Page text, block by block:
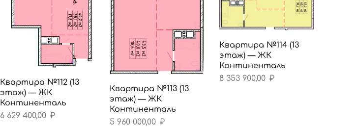
Квартира №112 (13
этаж) — ЖК
Континенталь
6 629 400,00 ₽
Квартира №113 (13
этаж) — ЖК
Континенталь
5 960 000,00 ₽
Квартира №114 (13
этаж) — ЖК
Континенталь
8 353 900,00 ₽